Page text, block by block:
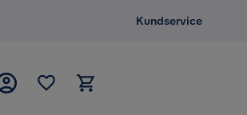
Kundservice